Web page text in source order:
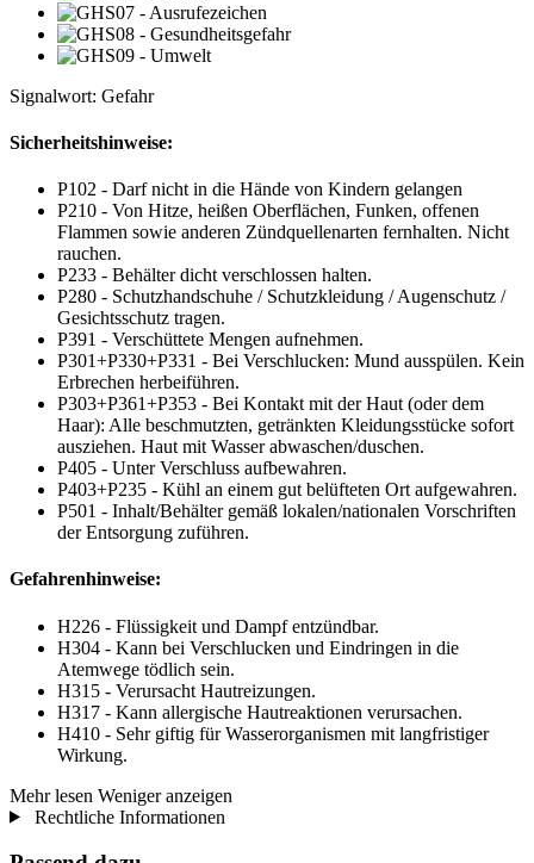
Signalwort: Gefahr
Sicherheitshinweise:
P102 - Darf nicht in die Hände von Kindern gelangen
P210 - Von Hitze, heißen Oberflächen, Funken, offenen
Flammen sowie anderen Zündquellenarten fernhalten. Nicht
rauchen.
P233 - Behälter dicht verschlossen halten.
P280 - Schutzhandschuhe / Schutzkleidung / Augenschutz /
Gesichtsschutz tragen.
P391 - Verschüttete Mengen aufnehmen.
P301+P330+P331 - Bei Verschlucken: Mund ausspülen. Kein
Erbrechen herbeiführen.
P303+P361+P353 - Bei Kontakt mit der Haut (oder dem
Haar): Alle beschmutzten, getränkten Kleidungsstücke sofort
ausziehen. Haut mit Wasser abwaschen/duschen.
P405 - Unter Verschluss aufbewahren.
P403+P235 - Kühl an einem gut belüfteten Ort aufgewahren.
P501 - Inhalt/Behälter gemäß lokalen/nationalen Vorschriften
der Entsorgung zuführen.
Gefahrenhinweise:
H226 - Flüssigkeit und Dampf entzündbar.
H304 - Kann bei Verschlucken und Eindringen in die
Atemwege tödlich sein.
H315 - Verursacht Hautreizungen.
H317 - Kann allergische Hautreaktionen verursachen.
H410 - Sehr giftig für Wasserorganismen mit langfristiger
Wirkung.
Mehr lesen Weniger anzeigen
Rechtliche Informationen